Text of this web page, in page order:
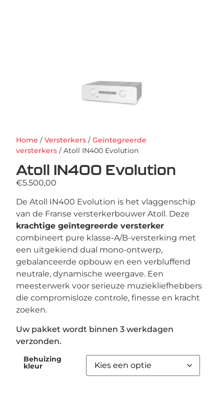
Home /Versterkers /Geïntegreerde
versterkers / Atoll IN400 Evolution
Atoll IN400 Evolution
€5.500,00
De Atoll IN400 Evolution is het vlaggenschip
van de Franse versterkerbouwer Atoll. Deze
krachtige geïntegreerde versterker
combineert pure klasse-A/B-versterking met
een uitgekiend dual mono-ontwerp,
gebalanceerde opbouw en een verbluffend
neutrale, dynamische weergave. Een
meesterwerk voor serieuze muziekliefhebbers
die compromisloze controle, finesse en kracht
zoeken.
Uw pakket wordt binnen 3 werkdagen
verzonden.
Behuizing
kleur